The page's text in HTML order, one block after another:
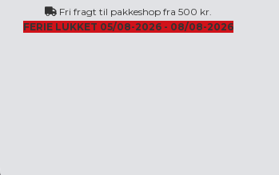
Fri fragt til pakkeshop fra 500 kr.
FERIE LUKKET 05/08-2026 - 08/08-2026